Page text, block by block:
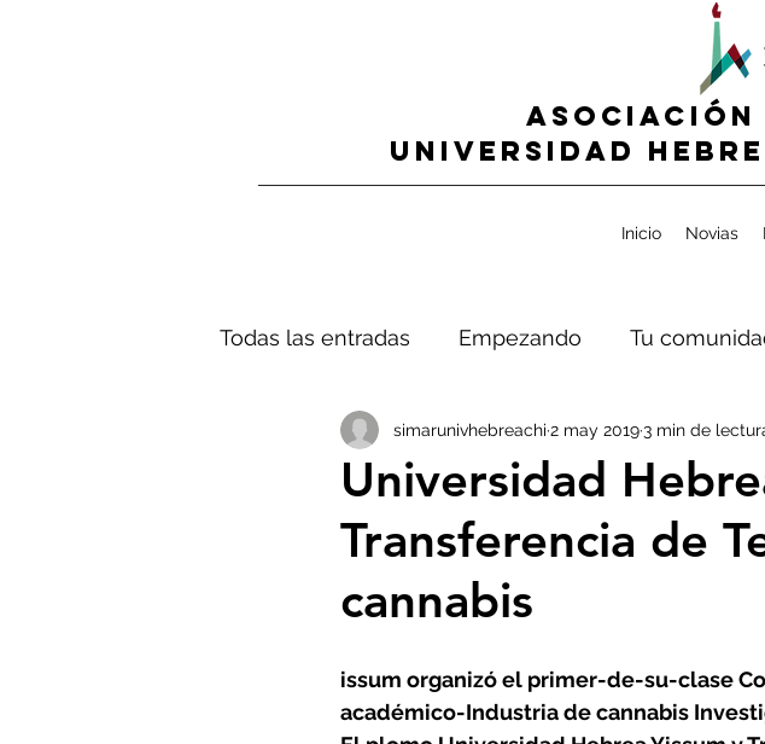
ASOCIACIÓN
UNIVERSIDAD
Inicio Novias
Todas las entradas Empezando Tu
Universidad
Transferencia de
cannabis
simarunivhebreachi 2 may 20193 min de
issum organizó el primer-de-su-clase
académico-Industria de cannabis